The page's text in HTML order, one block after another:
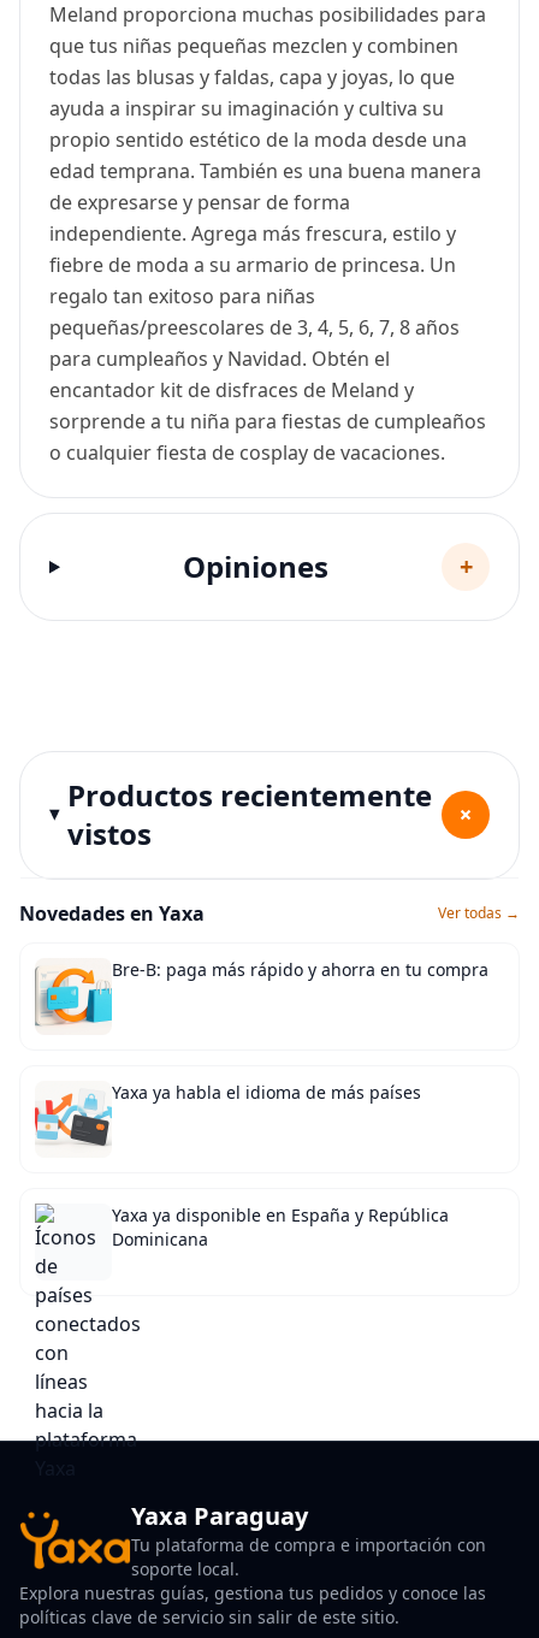
Meland proporciona muchas posibilidades para
que tus niñas pequeñas mezclen y combinen
todas las blusas y faldas, capa y joyas, lo que
ayuda a inspirar su imaginación y cultiva su
propio sentido estético de la moda desde una
edad temprana. También es una buena manera
de expresarse y pensar de forma
independiente. Agrega más frescura, estilo y
fiebre de moda a su armario de princesa. Un
regalo tan exitoso para niñas
pequeñas/preescolares de 3, 4, 5, 6, 7, 8 años
para cumpleaños y Navidad. Obtén el
encantador kit de disfraces de Meland y
sorprende a tu niña para fiestas de cumpleaños
o cualquier fiesta de cosplay de vacaciones.
Opiniones +
Productos recientemente
vistos
+
Novedades en Yaxa Ver todas →
Bre-B: paga más rápido y ahorra en tu compra
Yaxa ya habla el idioma de más países
Yaxa ya disponible en España y República
Dominicana
Yaxa Paraguay
Tu plataforma de compra e importación con
soporte local.
Explora nuestras guías, gestiona tus pedidos y conoce las
políticas clave de servicio sin salir de este sitio.